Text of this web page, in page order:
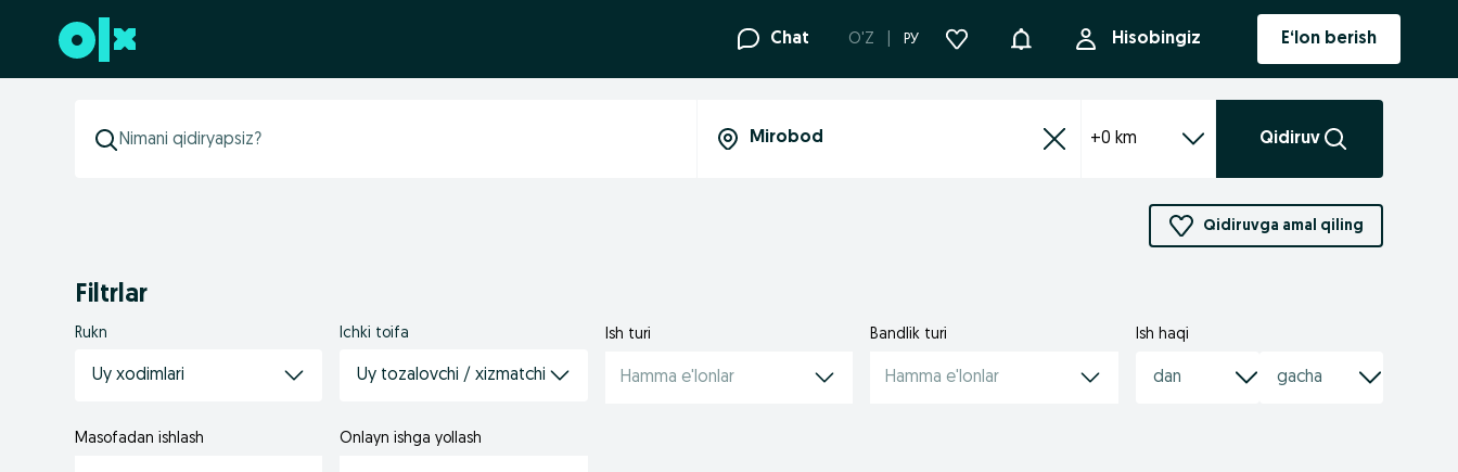
Futerga oʻtish Chat O'Z РУ Bildirishnoma Hisobingiz E‘lon berish
+0 km Qidiruv
Qidiruvga amal qiling
Filtrlar
Rukn
Uy xodimlari
Ichki toifa
Uy tozalovchi / xizmatchi
Ish turi
Hamma e'lonlar
Bandlik turi
Hamma e'lonlar
Ish haqi
Masofadan ishlash Onlayn ishga yollash